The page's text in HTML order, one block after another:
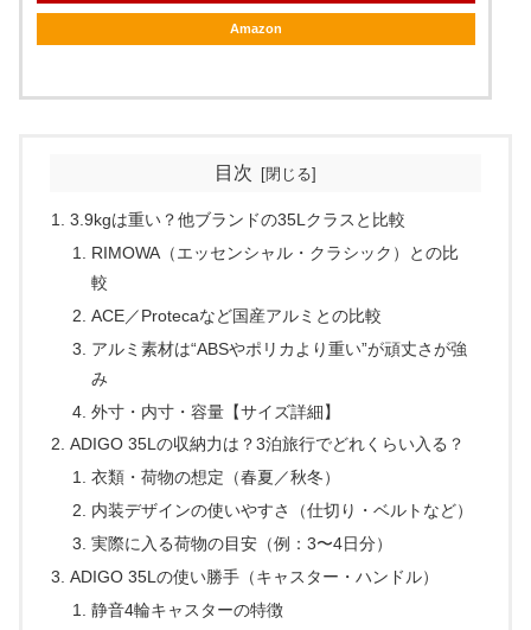
Amazon
目次
3.9kgは重い？他ブランドの35Lクラスと比較
RIMOWA（エッセンシャル・クラシック）との比
較
ACE／Protecaなど国産アルミとの比較
アルミ素材は“ABSやポリカより重い”が頑丈さが強
み
外寸・内寸・容量【サイズ詳細】
ADIGO 35Lの収納力は？3泊旅行でどれくらい入る？
衣類・荷物の想定（春夏／秋冬）
内装デザインの使いやすさ（仕切り・ベルトなど）
実際に入る荷物の目安（例：3〜4日分）
ADIGO 35Lの使い勝手（キャスター・ハンドル）
静音4輪キャスターの特徴